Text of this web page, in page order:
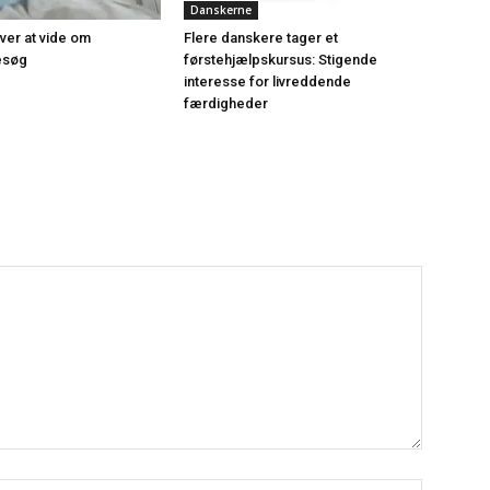
at vide om
Danskerne
Flere danskere tager et
førstehjælpskursus: Stigende
interesse for livreddende
færdigheder